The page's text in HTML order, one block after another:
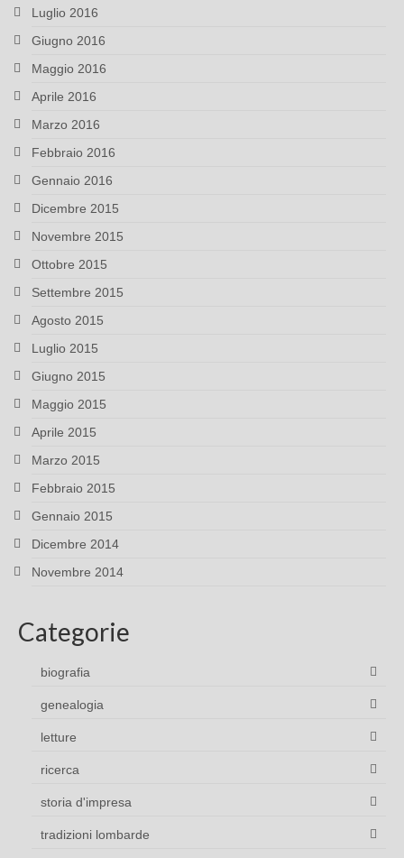
Luglio 2016
Giugno 2016
Maggio 2016
Aprile 2016
Marzo 2016
Febbraio 2016
Gennaio 2016
Dicembre 2015
Novembre 2015
Ottobre 2015
Settembre 2015
Agosto 2015
Luglio 2015
Giugno 2015
Maggio 2015
Aprile 2015
Marzo 2015
Febbraio 2015
Gennaio 2015
Dicembre 2014
Novembre 2014
Categorie
biografia
genealogia
letture
ricerca
storia d'impresa
tradizioni lombarde